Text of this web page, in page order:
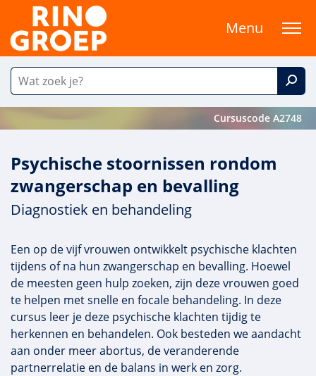
Menu
Cursuscode A2748
Psychische stoornissen rondom
zwangerschap en bevalling
Diagnostiek en behandeling
Een op de vijf vrouwen ontwikkelt psychische klachten
tijdens of na hun zwangerschap en bevalling. Hoewel
de meesten geen hulp zoeken, zijn deze vrouwen goed
te helpen met snelle en focale behandeling. In deze
cursus leer je deze psychische klachten tijdig te
herkennen en behandelen. Ook besteden we aandacht
aan onder meer abortus, de veranderende
partnerrelatie en de balans in werk en zorg.